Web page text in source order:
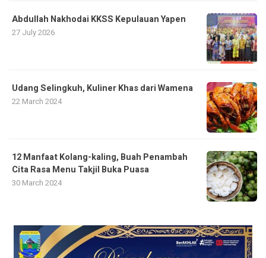
Abdullah Nakhodai KKSS Kepulauan Yapen
27 July 2026
Udang Selingkuh, Kuliner Khas dari Wamena
22 March 2024
12 Manfaat Kolang-kaling, Buah Penambah
Cita Rasa Menu Takjil Buka Puasa
30 March 2024